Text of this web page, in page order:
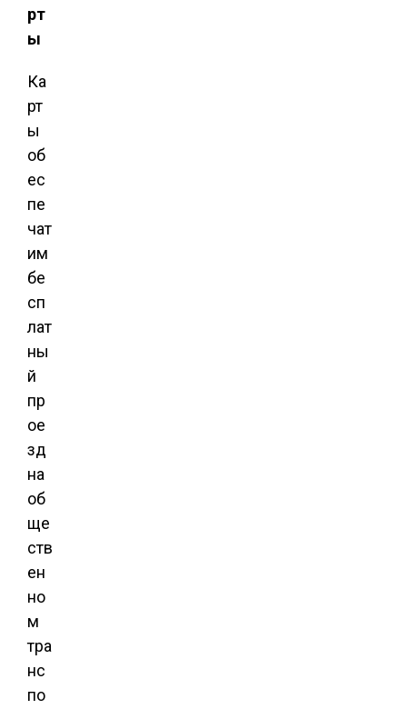
рт
ы
Ка
рт
ы
об
ес
пе
чат
им
бе
сп
лат
ны
й
пр
ое
зд
на
об
ще
ств
ен
но
м
тра
нс
по